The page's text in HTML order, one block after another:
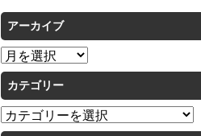
アーカイブ
ア
ー
カ
イ
ブ
カテゴリー
カ
テ